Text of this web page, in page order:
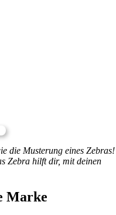
die Musterung eines Zebras!
Zebra hilft dir, mit deinen
Marke